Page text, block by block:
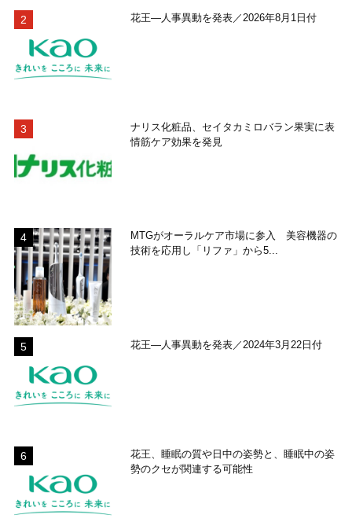
花王―人事異動を発表／2026年8月1日付
ナリス化粧品、セイタカミロバラン果実に表
情筋ケア効果を発見
MTGがオーラルケア市場に参入 美容機器の
技術を応用し「リファ」から5...
花王―人事異動を発表／2024年3月22日付
花王、睡眠の質や日中の姿勢と、睡眠中の姿
勢のクセが関連する可能性